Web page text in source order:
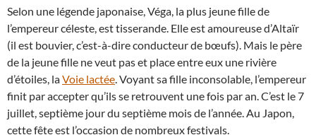
Selon une légende japonaise, Véga, la plus jeune fille de
l’empereur céleste, est tisserande. Elle est amoureuse d’Altaïr
(il est bouvier, c’est-à-dire conducteur de bœufs). Mais le père
de la jeune fille ne veut pas et place entre eux une rivière
d’étoiles, laVoie lactée. Voyant sa fille inconsolable, l’empereur
finit par accepter qu’ils se retrouvent une fois par an. C’est le 7
juillet, septième jour du septième mois de l’année. Au Japon,
cette fête est l’occasion de nombreux festivals.